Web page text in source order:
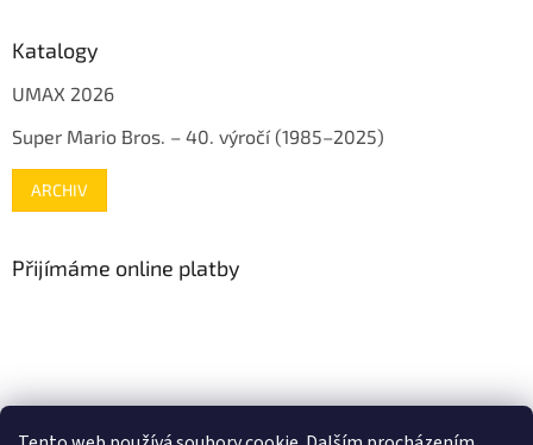
Katalogy
UMAX 2026
Super Mario Bros. – 40. výročí (1985–2025)
ARCHIV
Přijímáme online platby